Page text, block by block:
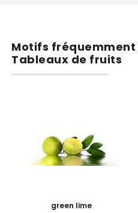
Motifs fréquemment
Tableaux de fruits
green lime